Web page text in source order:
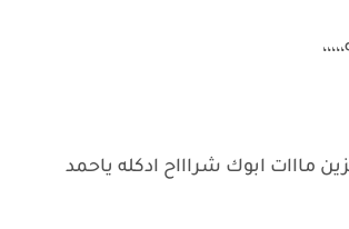
مااات ابوك شراااح ادكله ياحمد